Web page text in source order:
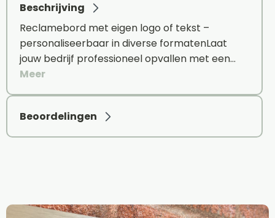
Beschrijving
Reclamebord met eigen logo of tekst –
personaliseerbaar in diverse formatenLaat
jouw bedrijf professioneel opvallen met een…
Meer
Beoordelingen